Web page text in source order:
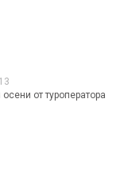
от туроператора